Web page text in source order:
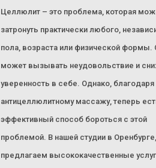
Целлюлит – это проблема, которая
затронуть практически любого,
пола, возраста или физической формы.
может вызывать неудовольствие и
уверенность в себе. Однако, благодаря
антицеллюлитному массажу, теперь
эффективный способ бороться с этой
проблемой. В нашей студии в
предлагаем высококачественные